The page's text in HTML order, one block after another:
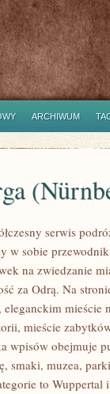
ARCHIWUM
serwis
w sobie
na zwiedzanie
za Odrą. Na
mieście
mieście
wpisów obejmuje
smaki, muzea,
to Wuppertal